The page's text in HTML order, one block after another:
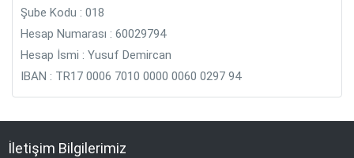
Şube Kodu : 018
Hesap Numarası : 60029794
Hesap İsmi : Yusuf Demircan
IBAN : TR17 0006 7010 0000 0060 0297 94
İletişim Bilgilerimiz